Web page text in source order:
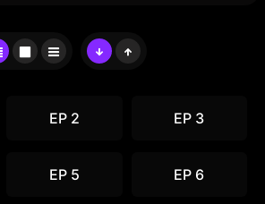
EP 2 EP 3
EP 5 EP 6